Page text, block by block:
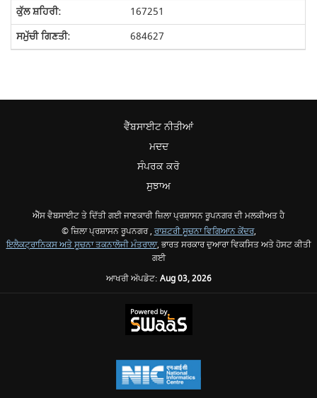
167251
684627
ਵੈੱਬਸਾਈਟ ਨੀਤੀਆਂ
ਮਦਦ
ਸੰਪਰਕ ਕਰੋ
ਸੁਝਾਅ
ਐੱਸ ਵੈਬਸਾਈਟ ਤੇ ਦਿੱਤੀ ਗਈ ਜਾਣਕਾਰੀ ਜ਼ਿਲਾ ਪ੍ਰਸ਼ਾਸਨ ਰੂਪਨਗਰ ਦੀ ਮਲਕੀਅਤ ਹੈ
© ਜ਼ਿਲਾ ਪ੍ਰਸ਼ਾਸਨ ਰੂਪਨਗਰ , ਰਾਸ਼ਟਰੀ ਸੂਚਨਾ ਵਿਗਿਆਨ ਕੇਂਦਰ,
ਇਲੈਕਟ੍ਰਾਨਿਕਸ ਅਤੇ ਸੂਚਨਾ ਤਕਨਾਲੋਜੀ ਮੰਤਰਾਲਾ, ਭਾਰਤ ਸਰਕਾਰ ਦੁਆਰਾ ਵਿਕਸਿਤ ਅਤੇ ਹੋਸਟ ਕੀਤੀ
ਗਈ
ਆਖਰੀ ਅੱਪਡੇਟ: Aug 03, 2026